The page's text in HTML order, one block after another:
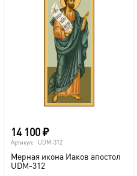
14 100₽
Артикул: UDM-312
Мерная икона Иаков апостол
UDM-312